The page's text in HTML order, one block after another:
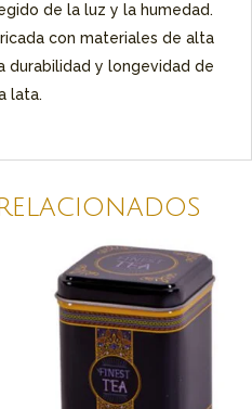
de la luz y la humedad.
con materiales de alta
durabilidad y longevidad de
lata.